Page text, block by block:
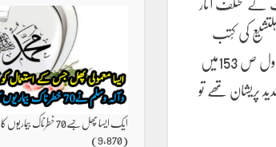
ایک ایسا پھل جسے70 خطرناک بیماریوں کا علاج قرار دیا ہے ؟
(9,870)
کی کُتب
اصول کافی، جلد سوم، ص26، 27، احتجاج طبرسی جلد اول ص 104، حیات القلوب جلد دوم ص 1022، جلاء العیون جلد اول ص 153میں
کی وفات پر شدید پریشان تھے تو